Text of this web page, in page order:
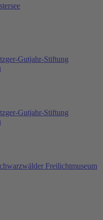
Gutjahr-Stiftung
Gutjahr-Stiftung
Freilichtmuseum